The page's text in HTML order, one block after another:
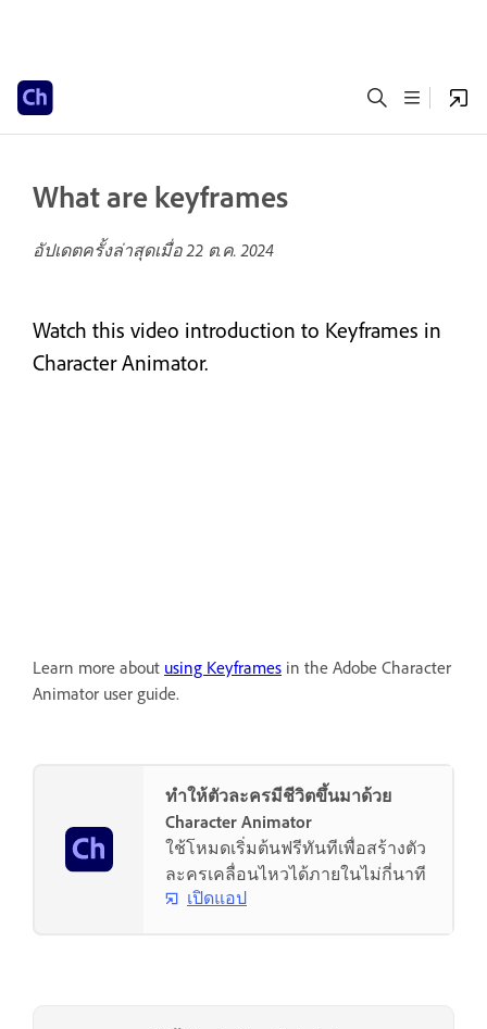
What are keyframes
อัปเดตครั้งล่าสุดเมื่อ22 ต.ค. 2024
Watch this video introduction to Keyframes in
Character Animator.
Learn more about using Keyframes in the Adobe Character
Animator user guide.
ทำให้ตัวละครมีชีวิตขึ้นมาด้วย
Character Animator
ใช้โหมดเริ่มต้นฟรีทันทีเพื่อสร้างตัว
ละครเคลื่อนไหวได้ภายในไม่กี่นาที
เปิดแอป